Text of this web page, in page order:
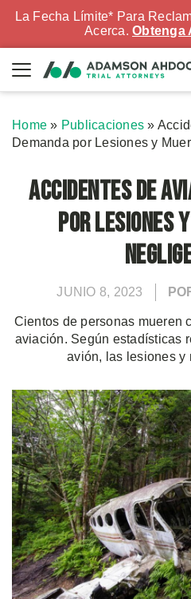
La Fecha Límite* Para
Acerca. Obtenga
Home » Publicaciones »
Demanda por Lesiones y
Accidentes de
por Lesiones
JUNIO 8, 2023
Cientos de personas mueren
aviación. Según estadísticas
avión, las lesiones y